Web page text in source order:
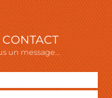
un message...